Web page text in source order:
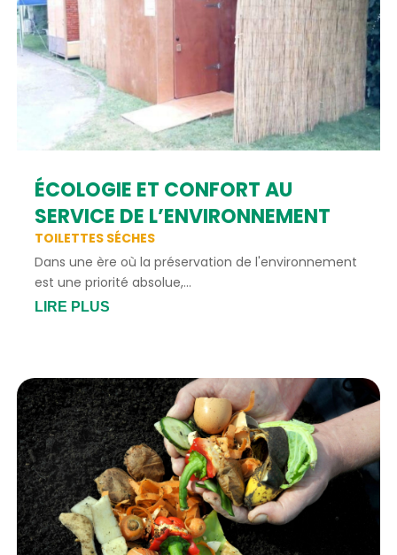
ÉCOLOGIE ET CONFORT AU
SERVICE DE L’ENVIRONNEMENT
TOILETTES SÉCHES
Dans une ère où la préservation de l'environnement
est une priorité absolue,...
LIRE PLUS